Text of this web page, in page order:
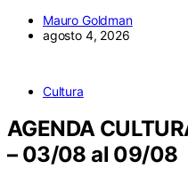
Mauro Goldman
agosto 4, 2026
Cultura
AGENDA
– 03/08 al 09/08